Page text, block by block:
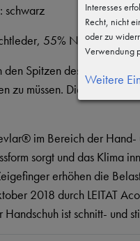
schwarz
55% Nylon, 5%
den Spitzen des
zu müssen. Die
im Bereich der
sorgt und das Klima
erhöhen die
2018 durch LEITAT
ist schnitt- und
Interesses
Recht, nicht
oder zu
Verwendung
Weitere